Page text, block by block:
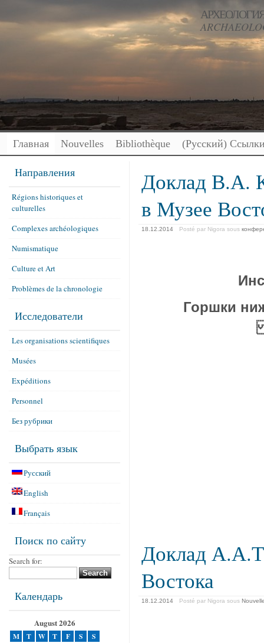
Главная Nouvelles Bibliothèque (Русский)
Доклад В.А.
в Музее
18.12.2014 Posté par Nigora sous
Горшки
Доклад
Востока
18.12.2014 Posté par Nigora sous
Направления
Régions historiques et
culturelles
Complexes archéologiques
Numismatique
Culture et Art
Problèmes de la chronologie
Исследователи
Les organisations scientifiques
Musées
Expéditions
Personnel
Без рубрики
Выбрать язык
Русский
English
Français
Поиск по сайту
Search for:
Календарь
August 2026
M T W T F S S